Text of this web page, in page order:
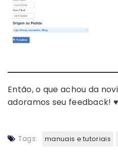
Então, o que achou da
adoramos seu feedback! ♥
Tags: manuais e tutoriais